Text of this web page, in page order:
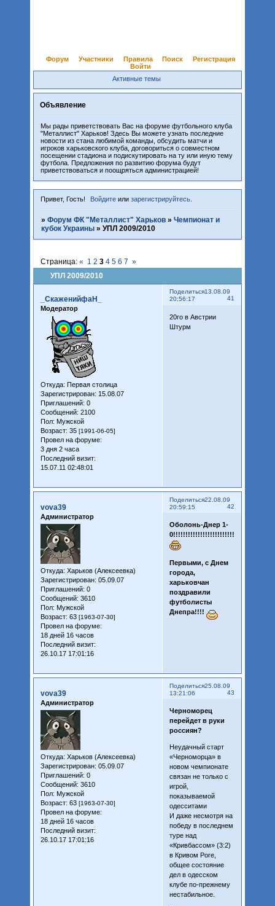
Форум Участники Правила Поиск
Регистрация
Войти
Активные темы
Объявление
Мы рады приветствовать Вас на форуме футбольного клуба
"Металлист" Харьков! Здесь Вы можете узнать последние
новости из стана любимой команды, обсудить матчи и
игроков харьковского клуба, договориться о совместном
посещении стадиона и подискутировать на ту или иную тему
футбола. Предложения по развитию форума будут
приветствоваться и поощряться администрацией!
Привет, Гость! Войдите илизарегистрируйтесь
» Форум ФК "Металлист" Харьков » Чемпионат и
кубок Украины » УПЛ 2009/2010
УПЛ 2009/2010
Страница: « 1 2 3 4 5 6 7 »
Поделиться
41
13.08.09
20:56:17
_СкаженийфаН_
Модератор
Откуда: Первая столица
Зарегистрирован: 15.08.07
Приглашений: 0
Сообщений: 2100
Пол: Мужской
Возраст: 35 [1991-06-05]
Провел на форуме:
3 дня 2 часа
Последний визит:
15.07.11 02:48:01
20го в Австрии
Штурм
Поделиться
42
22.08.09
20:59:15
vova39
Администратор
Откуда: Харьков (Алексеевка)
Зарегистрирован: 05.09.07
Приглашений: 0
Сообщений: 3610
Пол: Мужской
Возраст: 63 [1963-07-30]
Провел на форуме:
18 дней 16 часов
Последний визит:
26.10.17 17:01:16
Оболонь-Днер 1-
0!!!!!!!!!!!!!!!!!!!!!!!!!!!!!!!!!!
Первыми, с Днем
города,
харьковчан
поздравили
футболисты
Днепра!!!!
Поделиться
43
25.08.09
13:21:06
vova39
Администратор
Откуда: Харьков (Алексеевка)
Зарегистрирован: 05.09.07
Приглашений: 0
Сообщений: 3610
Пол: Мужской
Возраст: 63 [1963-07-30]
Провел на форуме:
18 дней 16 часов
Последний визит:
26.10.17 17:01:16
Черноморец
перейдет в руки
россиян?
Неудачный старт
«Черноморца» в
новом чемпионате
связан не только с
игрой,
показываемой
одесситами
И даже несмотря на
победу в последнем
туре над
«Кривбассом» (3:2)
в Кривом Роге,
общее состояние
дел в одесском
клубе по-прежнему
нестабильное.